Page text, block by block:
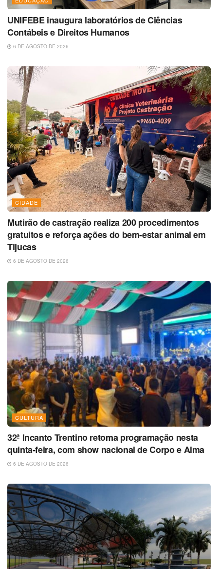
UNIFEBE inaugura laboratórios de Ciências
Contábeis e Direitos Humanos
6 DE AGOSTO DE 2026
CIDADE
Mutirão de castração realiza 200 procedimentos
gratuitos e reforça ações do bem-estar animal em
Tijucas
6 DE AGOSTO DE 2026
CULTURA
32ª Incanto Trentino retoma programação nesta
quinta-feira, com show nacional de Corpo e Alma
6 DE AGOSTO DE 2026